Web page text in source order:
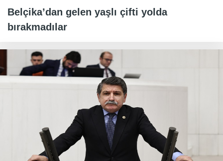
Belçika’dan gelen yaşlı çifti yolda
bırakmadılar